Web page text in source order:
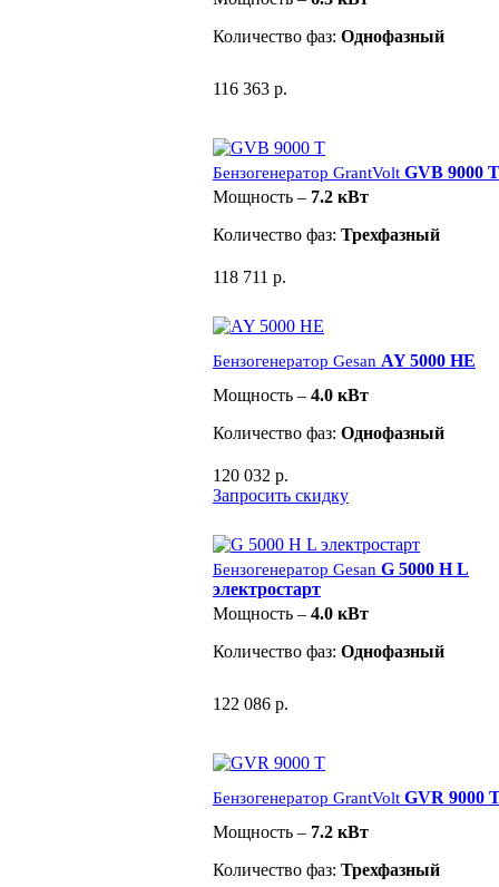
Количество фаз: Однофазный
116 363 р.
Бензогенератор GrantVolt GVB 9000 T
Мощность – 7.2 кВт
Количество фаз: Трехфазный
118 711 р.
Бензогенератор Gesan AY 5000 HE
Мощность – 4.0 кВт
Количество фаз: Однофазный
120 032 р.
Запросить скидку
Бензогенератор Gesan G 5000 H L
электростарт
Мощность – 4.0 кВт
Количество фаз: Однофазный
122 086 р.
Бензогенератор GrantVolt GVR 9000
Мощность – 7.2 кВт
Количество фаз: Трехфазный